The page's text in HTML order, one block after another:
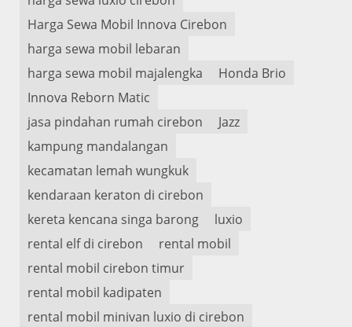
Harga Sewa Mobil Innova Cirebon
harga sewa mobil lebaran
harga sewa mobil majalengka
Honda Brio
Innova Reborn Matic
jasa pindahan rumah cirebon
Jazz
kampung mandalangan
kecamatan lemah wungkuk
kendaraan keraton di cirebon
kereta kencana singa barong
luxio
rental elf di cirebon
rental mobil
rental mobil cirebon timur
rental mobil kadipaten
rental mobil minivan luxio di cirebon